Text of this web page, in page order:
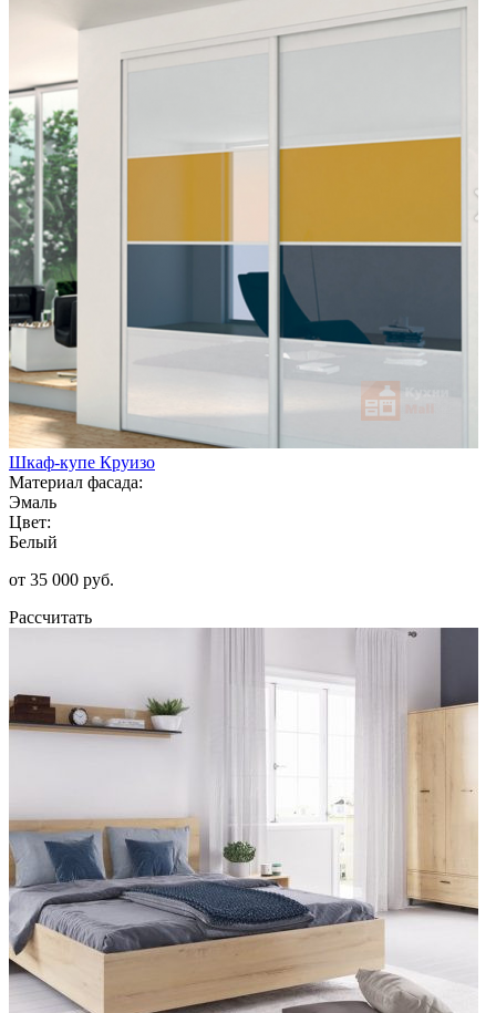
Шкаф-купе Круизо
Материал фасада:
Эмаль
Цвет:
Белый
от 35 000 руб.
Рассчитать